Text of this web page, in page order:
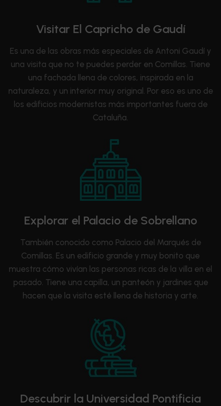
Visitar El Capricho de Gaudí
Es una de las obras más especiales de Antoni Gaudí y
una visita que no te puedes perder en Comillas. Tiene
una fachada llena de colores, inspirada en la
naturaleza, y un interior muy original. Por eso es uno de
los edificios modernistas más importantes fuera de
Cataluña.
Explorar el Palacio de Sobrellano
También conocido como Palacio del Marqués de
Comillas. Es un edificio grande y muy bonito que
muestra cómo vivían las personas ricas de la villa en el
pasado. Tiene una capilla, un panteón y jardines que
hacen que la visita esté llena de historia y arte.
Descubrir la Universidad Pontificia